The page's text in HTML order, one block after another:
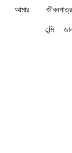
আমার জীবনপাত্র
তুমি জান